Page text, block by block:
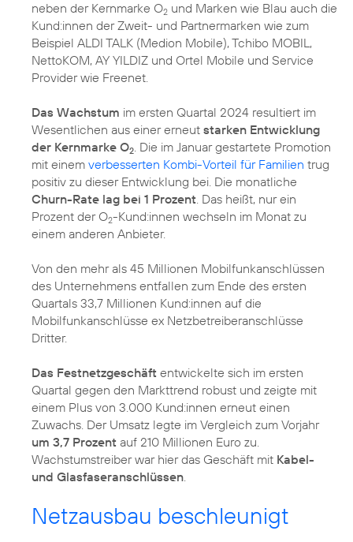
neben der Kernmarke O2 und Marken wie Blau auch die
Kund:innen der Zweit- und Partnermarken wie zum
Beispiel ALDI TALK (Medion Mobile), Tchibo MOBIL,
NettoKOM, AY YILDIZ und Ortel Mobile und Service
Provider wie Freenet.
Das Wachstum im ersten Quartal 2024 resultiert im
Wesentlichen aus einer erneut starken Entwicklung
der Kernmarke O2. Die im Januar gestartete Promotion
mit einem verbesserten Kombi-Vorteil für Familien trug
positiv zu dieser Entwicklung bei. Die monatliche
Churn-Rate lag bei 1 Prozent. Das heißt, nur ein
Prozent der O2-Kund:innen wechseln im Monat zu
einem anderen Anbieter.
Von den mehr als 45 Millionen Mobilfunkanschlüssen
des Unternehmens entfallen zum Ende des ersten
Quartals 33,7 Millionen Kund:innen auf die
Mobilfunkanschlüsse ex Netzbetreiberanschlüsse
Dritter.
Das Festnetzgeschäft entwickelte sich im ersten
Quartal gegen den Markttrend robust und zeigte mit
einem Plus von 3.000 Kund:innen erneut einen
Zuwachs. Der Umsatz legte im Vergleich zum Vorjahr
um 3,7 Prozent auf 210 Millionen Euro zu.
Wachstumstreiber war hier das Geschäft mit Kabel-
und Glasfaseranschlüssen.
Netzausbau beschleunigt